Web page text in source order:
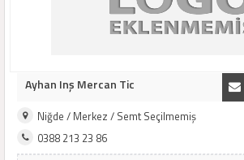
Ayhan Inş Mercan Tic
Niğde / Merkez / Semt Seçilmemiş
0388 213 23 86